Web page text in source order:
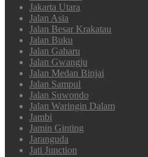
Jakarta Utara
Jalan Asia
Jalan Besar Krakatau
Jalan Buku
Jalan Gaharu
Jalan Gwangju
Jalan Medan Binjai
Jalan Sampul
Jalan Suwondo
Jalan Waringin Dalam
Jambi
Jamin Ginting
Jaranguda
Jati Junction